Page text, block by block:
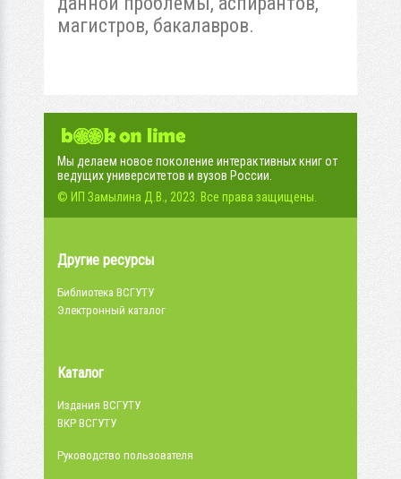
магистров, бакалавров.
Мы делаем новое поколение интерактивных книг от
ведущих университетов и вузов России.
© ИП Замылина Д.В., 2023. Все права защищены.
Другие ресурсы
Библиотека ВСГУТУ
Электронный каталог
Каталог
Издания ВСГУТУ
ВКР ВСГУТУ
Руководство пользователя